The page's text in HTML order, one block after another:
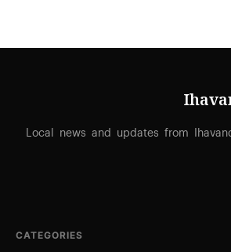
Local news and updates from
CATEGORIES